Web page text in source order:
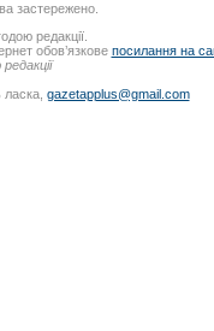
застережено.
редакції.
обов’язкове посилання на
gazetapplus@gmail.com